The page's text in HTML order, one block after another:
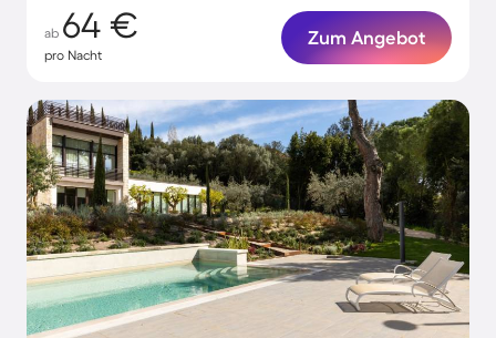
ab 64 €
pro Nacht
Zum Angebot